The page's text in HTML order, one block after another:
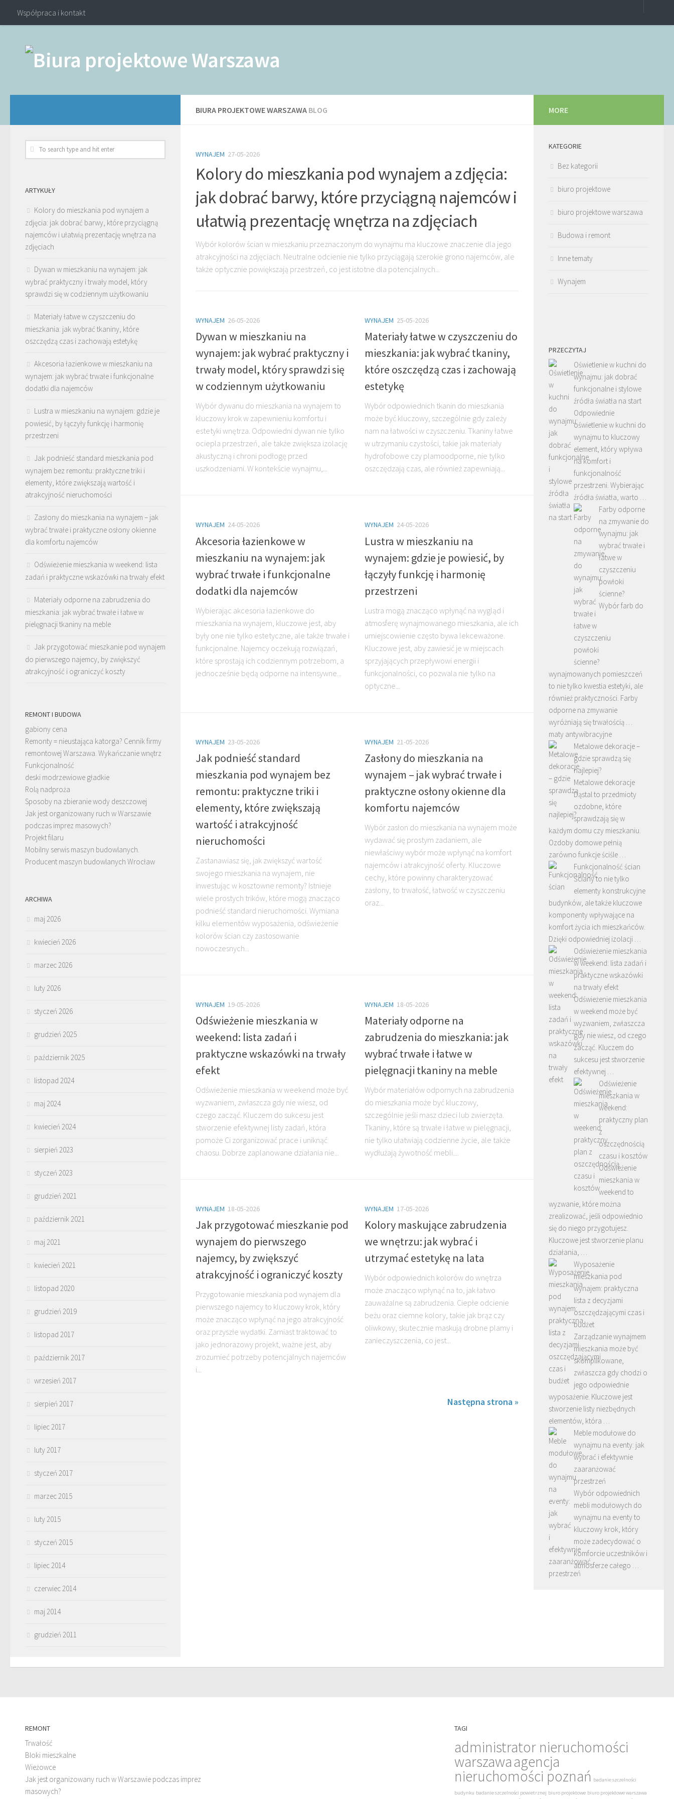
Współpraca i kontakt
BIURA PROJEKTOWE WARSZAWA BLOG
WYNAJEM 27-05-2026
Kolory do mieszkania pod wynajem a zdjęcia:
jak dobrać barwy, które przyciągną najemców i
ułatwią prezentację wnętrza na zdjęciach
Wybór kolorów ścian w mieszkaniu przeznaczonym do wynajmu ma kluczowe znaczenie dla jego
atrakcyjności na zdjęciach. Neutralne odcienie nie tylko przyciągają szerokie grono najemców, ale
także optycznie powiększają przestrzeń, co jest istotne dla potencjalnych...
WYNAJEM 26-05-2026
Dywan w mieszkaniu na
wynajem: jak wybrać praktyczny i
trwały model, który sprawdzi się
w codziennym użytkowaniu
Wybór dywanu do mieszkania na wynajem to
kluczowy krok w zapewnieniu komfortu i
estetyki wnętrza. Odpowiedni dywan nie tylko
ociepla przestrzeń, ale także zwiększa izolację
akustyczną i chroni podłogę przed
uszkodzeniami. W kontekście wynajmu,...
WYNAJEM 25-05-2026
Materiały łatwe w czyszczeniu do
mieszkania: jak wybrać tkaniny,
które oszczędzą czas i zachowają
estetykę
Wybór odpowiednich tkanin do mieszkania
może być kluczowy, szczególnie gdy zależy
nam na łatwości w czyszczeniu. Tkaniny łatwe
w utrzymaniu czystości, takie jak materiały
hydrofobowe czy plamoodporne, nie tylko
oszczędzają czas, ale również zapewniają...
WYNAJEM 24-05-2026
Akcesoria łazienkowe w
mieszkaniu na wynajem: jak
wybrać trwałe i funkcjonalne
dodatki dla najemców
Wybierając akcesoria łazienkowe do
mieszkania na wynajem, kluczowe jest, aby
były one nie tylko estetyczne, ale także trwałe i
funkcjonalne. Najemcy oczekują rozwiązań,
które sprostają ich codziennym potrzebom, a
jednocześnie będą odporne na intensywne...
WYNAJEM 24-05-2026
Lustra w mieszkaniu na
wynajem: gdzie je powiesić, by
łączyły funkcję i harmonię
przestrzeni
Lustra mogą znacząco wpłynąć na wygląd i
atmosferę wynajmowanego mieszkania, ale ich
umiejscowienie często bywa lekceważone.
Kluczowe jest, aby zawiesić je w miejscach
sprzyjających przepływowi energii i
funkcjonalności, co pozwala nie tylko na
optyczne...
WYNAJEM 23-05-2026
Jak podnieść standard
mieszkania pod wynajem bez
remontu: praktyczne triki i
elementy, które zwiększają
wartość i atrakcyjność
nieruchomości
Zastanawiasz się, jak zwiększyć wartość
swojego mieszkania na wynajem, nie
inwestując w kosztowne remonty? Istnieje
wiele prostych trików, które mogą znacząco
podnieść standard nieruchomości. Wymiana
kilku elementów wyposażenia, odświeżenie
kolorów ścian czy zastosowanie
nowoczesnych...
WYNAJEM 21-05-2026
Zasłony do mieszkania na
wynajem – jak wybrać trwałe i
praktyczne osłony okienne dla
komfortu najemców
Wybór zasłon do mieszkania na wynajem może
wydawać się prostym zadaniem, ale
niewłaściwy wybór może wpłynąć na komfort
najemców i atrakcyjność oferty. Kluczowe
cechy, które powinny charakteryzować
zasłony, to trwałość, łatwość w czyszczeniu
oraz...
WYNAJEM 19-05-2026
Odświeżenie mieszkania w
weekend: lista zadań i
praktyczne wskazówki na trwały
efekt
Odświeżenie mieszkania w weekend może być
wyzwaniem, zwłaszcza gdy nie wiesz, od
czego zacząć. Kluczem do sukcesu jest
stworzenie efektywnej listy zadań, która
pomoże Ci zorganizować prace i uniknąć
chaosu. Dobrze zaplanowane działania nie...
WYNAJEM 18-05-2026
Materiały odporne na
zabrudzenia do mieszkania: jak
wybrać trwałe i łatwe w
pielęgnacji tkaniny na meble
Wybór materiałów odpornych na zabrudzenia
do mieszkania może być kluczowy,
szczególnie jeśli masz dzieci lub zwierzęta.
Tkaniny, które są trwałe i łatwe w pielęgnacji,
nie tylko ułatwiają codzienne życie, ale także
wydłużają żywotność mebli....
WYNAJEM 18-05-2026
Jak przygotować mieszkanie pod
wynajem do pierwszego
najemcy, by zwiększyć
atrakcyjność i ograniczyć koszty
Przygotowanie mieszkania pod wynajem dla
pierwszego najemcy to kluczowy krok, który
może znacząco wpłynąć na jego atrakcyjność
oraz przyszłe wydatki. Zamiast traktować to
jako jednorazowy projekt, ważne jest, aby
zrozumieć potrzeby potencjalnych najemców
i...
WYNAJEM 17-05-2026
Kolory maskujące zabrudzenia
we wnętrzu: jak wybrać i
utrzymać estetykę na lata
Wybór odpowiednich kolorów do wnętrza
może znacząco wpłynąć na to, jak łatwo
zauważalne są zabrudzenia. Ciepłe odcienie
beżu oraz ciemne kolory, takie jak brąz czy
oliwkowy, skutecznie maskują drobne plamy i
zanieczyszczenia, co jest...
Następna strona »
ARTYKUŁY
Kolory do mieszkania pod wynajem a
zdjęcia: jak dobrać barwy, które przyciągną
najemców i ułatwią prezentację wnętrza na
zdjęciach
Dywan w mieszkaniu na wynajem: jak
wybrać praktyczny i trwały model, który
sprawdzi się w codziennym użytkowaniu
Materiały łatwe w czyszczeniu do
mieszkania: jak wybrać tkaniny, które
oszczędzą czas i zachowają estetykę
Akcesoria łazienkowe w mieszkaniu na
wynajem: jak wybrać trwałe i funkcjonalne
dodatki dla najemców
Lustra w mieszkaniu na wynajem: gdzie je
powiesić, by łączyły funkcję i harmonię
przestrzeni
Jak podnieść standard mieszkania pod
wynajem bez remontu: praktyczne triki i
elementy, które zwiększają wartość i
atrakcyjność nieruchomości
Zasłony do mieszkania na wynajem – jak
wybrać trwałe i praktyczne osłony okienne
dla komfortu najemców
Odświeżenie mieszkania w weekend: lista
zadań i praktyczne wskazówki na trwały efekt
Materiały odporne na zabrudzenia do
mieszkania: jak wybrać trwałe i łatwe w
pielęgnacji tkaniny na meble
Jak przygotować mieszkanie pod wynajem
do pierwszego najemcy, by zwiększyć
atrakcyjność i ograniczyć koszty
REMONT I BUDOWA
gabiony cena
Remonty = nieustająca katorga? Cennik firmy
remontowej Warszawa. Wykańczanie wnętrz
Funkcjonalność
deski modrzewiowe gładkie
Rolą nadproża
Sposoby na zbieranie wody deszczowej
Jak jest organizowany ruch w Warszawie
podczas imprez masowych?
Projekt filaru
Mobilny serwis maszyn budowlanych.
Producent maszyn budowlanych Wrocław
ARCHIWA
maj 2026
kwiecień 2026
marzec 2026
luty 2026
styczeń 2026
grudzień 2025
październik 2025
listopad 2024
maj 2024
kwiecień 2024
sierpień 2023
styczeń 2023
grudzień 2021
październik 2021
maj 2021
kwiecień 2021
listopad 2020
grudzień 2019
listopad 2017
październik 2017
wrzesień 2017
sierpień 2017
lipiec 2017
luty 2017
styczeń 2017
marzec 2015
luty 2015
styczeń 2015
lipiec 2014
czerwiec 2014
maj 2014
grudzień 2011
MORE
KATEGORIE
Bez kategorii
biuro projektowe
biuro projektowe warszawa
Budowa i remont
Inne tematy
Wynajem
PRZECZYTAJ
Oświetlenie w kuchni do
wynajmu: jak dobrać
funkcjonalne i stylowe
źródła światła na start
Odpowiednie
oświetlenie w kuchni do
wynajmu to kluczowy
element, który wpływa
na komfort i
funkcjonalność
przestrzeni. Wybierając
źródła światła, warto …
Farby odporne
na zmywanie do
wynajmu: jak
wybrać trwałe i
łatwe w
czyszczeniu
powłoki
ścienne?
Wybór farb do
wynajmowanych pomieszczeń
to nie tylko kwestia estetyki, ale
również praktyczności. Farby
odporne na zmywanie
wyróżniają się trwałością …
maty antywibracyjne
Metalowe dekoracje –
gdzie sprawdzą się
najlepiej?
Metalowe dekoracje
Dąstal to przedmioty
ozdobne, które
sprawdzają się w
każdym domu czy mieszkaniu.
Ozdoby domowe pełnią
zarówno funkcje ściśle …
Funkcjonalność ścian
Ściany to nie tylko
elementy konstrukcyjne
budynków, ale także kluczowe
komponenty wpływające na
komfort życia ich mieszkańców.
Dzięki odpowiedniej izolacji …
Odświeżenie mieszkania
w weekend: lista zadań i
praktyczne wskazówki
na trwały efekt
Odświeżenie mieszkania
w weekend może być
wyzwaniem, zwłaszcza
gdy nie wiesz, od czego
zacząć. Kluczem do
sukcesu jest stworzenie
efektywnej …
Odświeżenie
mieszkania w
weekend:
praktyczny plan
z
oszczędnością
czasu i kosztów
Odświeżenie
mieszkania w
weekend to
wyzwanie, które można
zrealizować, jeśli odpowiednio
się do niego przygotujesz.
Kluczowe jest stworzenie planu
działania, …
Wyposażenie
mieszkania pod
wynajem: praktyczna
lista z decyzjami
oszczędzającymi czas i
budżet
Zarządzanie wynajmem
mieszkania może być
skomplikowane,
zwłaszcza gdy chodzi o
jego odpowiednie
wyposażenie. Kluczowe jest
stworzenie listy niezbędnych
elementów, która …
Meble modułowe do
wynajmu na eventy: jak
wybrać i efektywnie
zaaranżować
przestrzeń
Wybór odpowiednich
mebli modułowych do
wynajmu na eventy to
kluczowy krok, który
może zadecydować o
komforcie uczestników i
atmosferze całego …
REMONT
Trwałość
Bloki mieszkalne
Wieżowce
Jak jest organizowany ruch w Warszawie podczas imprez
masowych?
TAGI
administrator nieruchomości
warszawaagencja
nieruchomości poznań badanie szczelności
budynku badanie szczelności powietrznej biuro projektowe biuro projektowe warszawa